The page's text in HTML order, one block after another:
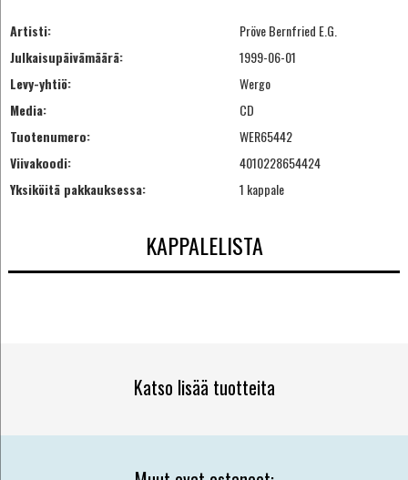
Artisti:
Pröve Bernfried E.G.
Julkaisupäivämäärä:
1999-06-01
Levy-yhtiö:
Wergo
Media:
CD
Tuotenumero:
WER65442
Viivakoodi:
4010228654424
Yksiköitä pakkauksessa:
1 kappale
KAPPALELISTA
Katso lisää tuotteita